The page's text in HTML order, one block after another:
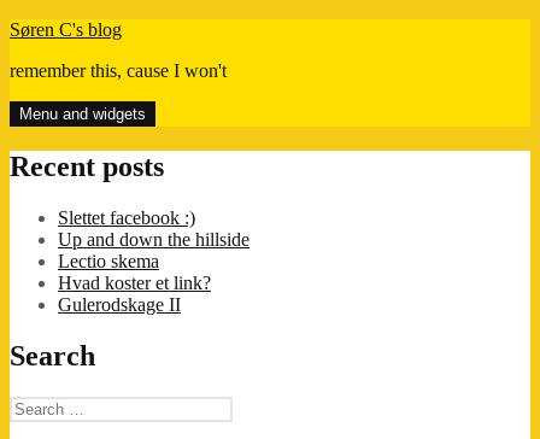
Skip
content
Søren C's blog
remember this, cause I won't
Menu and widgets
Recent posts
Slettet facebook :)
Up and down the hillside
Lectio skema
Hvad koster et link?
Gulerodskage II
Search
Search
for: